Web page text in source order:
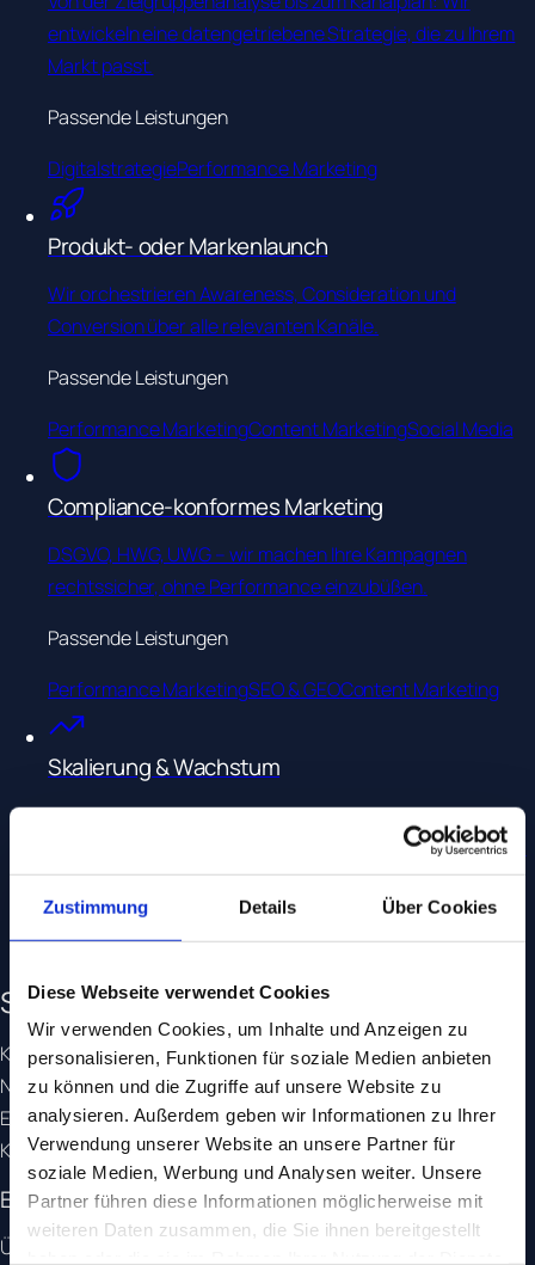
Zustimmung Details Über Cookies
Diese Webseite verwendet Cookies
Wir verwenden Cookies, um Inhalte und Anzeigen zu
personalisieren, Funktionen für soziale Medien anbieten
zu können und die Zugriffe auf unsere Website zu
analysieren. Außerdem geben wir Informationen zu Ihrer
Verwendung unserer Website an unsere Partner für
soziale Medien, Werbung und Analysen weiter. Unsere
Partner führen diese Informationen möglicherweise mit
weiteren Daten zusammen, die Sie ihnen bereitgestellt
entwickeln eine datengetriebene Strategie, die zu Ihrem
Markt passt.
Passende Leistungen
DigitalstrategiePerformance Marketing
Produkt- oder Markenlaunch
Wir orchestrieren Awareness, Consideration und
Conversion über alle relevanten Kanäle.
Passende Leistungen
Performance MarketingContent MarketingSocial Media
Compliance-konformes Marketing
DSGVO, HWG, UWG – wir machen Ihre Kampagnen
rechtssicher, ohne Performance einzubüßen.
Passende Leistungen
Performance MarketingSEO & GEOContent Marketing
Skalierung & Wachstum
Vom Proof-of-Concept zum skalierbaren Setup: Budget-
Allokation, Automatisierung und nachhaltiges Wachstum.
Passende Leistungen
Performance MarketingDigitalstrategie
Seit 1999. Inhabergeführt.
Keine Konzernzugehörigkeit, keine Investoren, kein Agentur-
Netzwerk – dafür 25+ Jahre Erfahrung und die Freiheit, jede
Empfehlung ausschließlich an der optimalen Lösung für unsere
Kunden auszurichten.
Erfahrung
Über 25 Jahre Praxis mit komplexen, regulierten Märkten.